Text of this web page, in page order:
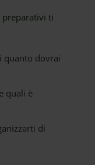
preparativi ti
quanto dovrai
quali è
di